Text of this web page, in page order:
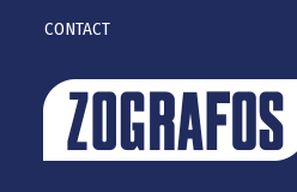
CONTACT